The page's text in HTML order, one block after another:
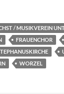
/ MUSIKVEREIN
FRAUENCHOR
WORZEL